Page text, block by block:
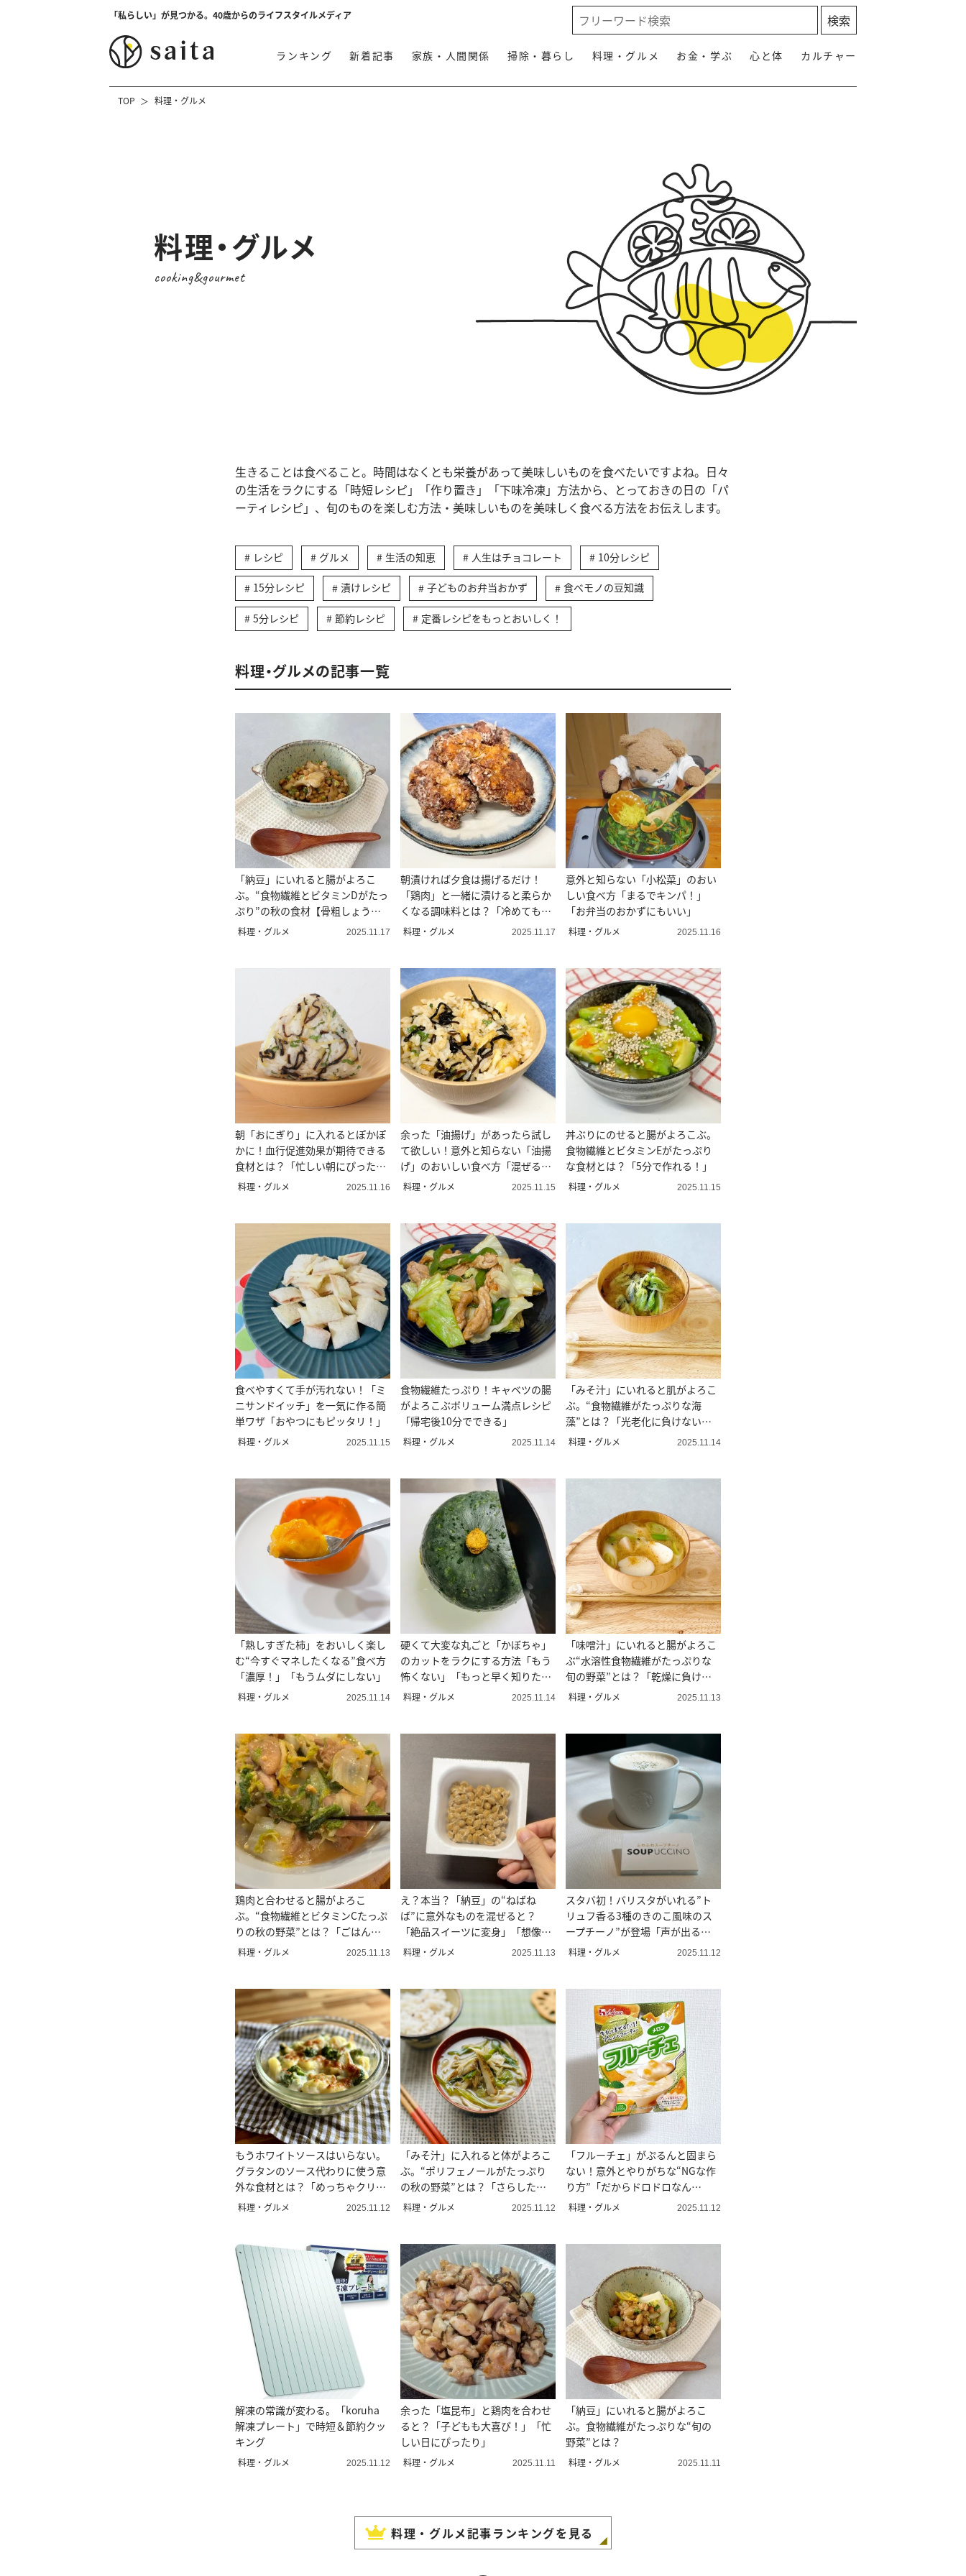
「私らしい」が見つかる。40歳からのライフスタイルメディア
ランキング 新着記事 家族・人間関係 掃除・暮らし 料理・グルメ お金・学ぶ 心と体 カルチャー
TOP 料理・グルメ
料理・グルメ
cooking&gourmet
生きることは食べること。時間はなくとも栄養があって美味しいものを食べたいですよね。日々
の生活をラクにする「時短レシピ」「作り置き」「下味冷凍」方法から、とっておきの日の「パ
ーティレシピ」、旬のものを楽しむ方法・美味しいものを美味しく食べる方法をお伝えします。
レシピ グルメ 生活の知恵 人生はチョコレート 10分レシピ
15分レシピ 漬けレシピ 子どものお弁当おかず 食べモノの豆知識
5分レシピ 節約レシピ 定番レシピをもっとおいしく！
料理・グルメの記事一覧
「納豆」にいれると腸がよろこ
ぶ。“食物繊維とビタミンDがたっ
ぷり”の秋の食材【骨粗しょう症
予防に】
料理・グルメ 2025.11.17
朝漬ければ夕食は揚げるだけ！
「鶏肉」と一緒に漬けると柔らか
くなる調味料とは？「冷めてもお
いしい」
料理・グルメ 2025.11.17
意外と知らない「小松菜」のおい
しい食べ方「まるでキンパ！」
「お弁当のおかずにもいい」
料理・グルメ 2025.11.16
朝「おにぎり」に入れるとぽかぽ
かに！血行促進効果が期待できる
食材とは？「忙しい朝にぴった
り」
料理・グルメ 2025.11.16
余った「油揚げ」があったら試し
て欲しい！意外と知らない「油揚
げ」のおいしい食べ方「混ぜるだ
けで完成」
料理・グルメ 2025.11.15
丼ぶりにのせると腸がよろこぶ。
食物繊維とビタミンEがたっぷり
な食材とは？「5分で作れる！」
料理・グルメ 2025.11.15
食べやすくて手が汚れない！「ミ
ニサンドイッチ」を一気に作る簡
単ワザ「おやつにもピッタリ！」
料理・グルメ 2025.11.15
食物繊維たっぷり！キャベツの腸
がよろこぶボリューム満点レシピ
「帰宅後10分でできる」
料理・グルメ 2025.11.14
「みそ汁」にいれると肌がよろこ
ぶ。“食物繊維がたっぷりな海
藻”とは？「光老化に負けない肌
に」
料理・グルメ 2025.11.14
「熟しすぎた柿」をおいしく楽し
む“今すぐマネしたくなる”食べ方
「濃厚！」「もうムダにしない」
料理・グルメ 2025.11.14
硬くて大変な丸ごと「かぼちゃ」
のカットをラクにする方法「もう
怖くない」「もっと早く知りたか
った！」
料理・グルメ 2025.11.14
「味噌汁」にいれると腸がよろこ
ぶ“水溶性食物繊維がたっぷりな
旬の野菜”とは？「乾燥に負けな
い肌に」
料理・グルメ 2025.11.13
鶏肉と合わせると腸がよろこ
ぶ。“食物繊維とビタミンCたっぷ
りの秋の野菜”とは？「ごはんが
進む」
料理・グルメ 2025.11.13
え？本当？「納豆」の“ねばね
ば”に意外なものを混ぜると？
「絶品スイーツに変身」「想像以
上においしい」
料理・グルメ 2025.11.13
スタバ初！バリスタがいれる”ト
リュフ香る3種のきのこ風味のス
ープチーノ”が登場「声が出るお
いしさ！」
料理・グルメ 2025.11.12
もうホワイトソースはいらない。
グラタンのソース代わりに使う意
外な食材とは？「めっちゃクリー
ミー」
料理・グルメ 2025.11.12
「みそ汁」に入れると体がよろこ
ぶ。“ポリフェノールがたっぷり
の秋の野菜”とは？「さらした水
ごと使う」
料理・グルメ 2025.11.12
「フルーチェ」がぷるんと固まら
ない！意外とやりがちな“NGな作
り方”「だからドロドロなん
だ…」
料理・グルメ 2025.11.12
解凍の常識が変わる。「koruha
解凍プレート」で時短＆節約クッ
キング
料理・グルメ 2025.11.12
余った「塩昆布」と鶏肉を合わせ
ると？「子どもも大喜び！」「忙
しい日にぴったり」
料理・グルメ 2025.11.11
「納豆」にいれると腸がよろこ
ぶ。食物繊維がたっぷりな“旬の
野菜”とは？
料理・グルメ 2025.11.11
料理・グルメ記事ランキングを見る